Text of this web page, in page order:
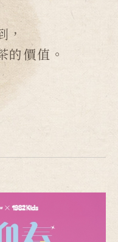
的價值。